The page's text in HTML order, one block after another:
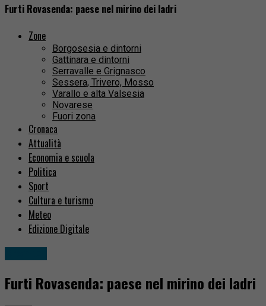
Furti Rovasenda: paese nel mirino dei ladri
Zone
Borgosesia e dintorni
Gattinara e dintorni
Serravalle e Grignasco
Sessera, Trivero, Mosso
Varallo e alta Valsesia
Novarese
Fuori zona
Cronaca
Attualità
Economia e scuola
Politica
Sport
Cultura e turismo
Meteo
Edizione Digitale
Furti Rovasenda: paese nel mirino dei ladri